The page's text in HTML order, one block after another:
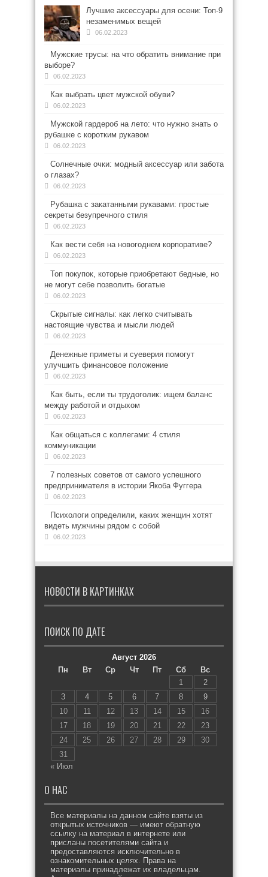
Лучшие аксессуары для осени: Топ-9
незаменимых вещей
06.02.2023
Мужские трусы: на что обратить внимание при
выборе?
06.02.2023
Как выбрать цвет мужской обуви?
06.02.2023
Мужской гардероб на лето: что нужно знать о
рубашке с коротким рукавом
06.02.2023
Солнечные очки: модный аксессуар или забота
о глазах?
06.02.2023
Рубашка с закатанными рукавами: простые
секреты безупречного стиля
06.02.2023
Как вести себя на новогоднем корпоративе?
06.02.2023
Топ покупок, которые приобретают бедные, но
не могут себе позволить богатые
06.02.2023
Скрытые сигналы: как легко считывать
настоящие чувства и мысли людей
06.02.2023
Денежные приметы и суеверия помогут
улучшить финансовое положение
06.02.2023
Как быть, если ты трудоголик: ищем баланс
между работой и отдыхом
06.02.2023
Как общаться с коллегами: 4 стиля
коммуникации
06.02.2023
7 полезных советов от самого успешного
предпринимателя в истории Якоба Фуггера
06.02.2023
Психологи определили, каких женщин хотят
видеть мужчины рядом с собой
06.02.2023
НОВОСТИ В КАРТИНКАХ
ПОИСК ПО ДАТЕ
Август 2026
Пн
Вт Ср Чт Пт Сб
Вс
1
2
3
4 5 6 7 8
9
10
11 12 13 14 15
16
17
18 19 20 21 22
23
24
25 26 27 28 29
30
31
« Июл
О НАС
Все материалы на данном сайте взяты из
открытых источников — имеют обратную
ссылку на материал в интернете или
присланы посетителями сайта и
предоставляются исключительно в
ознакомительных целях. Права на
материалы принадлежат их владельцам.